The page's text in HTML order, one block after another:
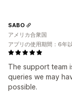
The support team
queries we may
possible.
SABO
アメリカ合衆国
アプリの使用期間：6年